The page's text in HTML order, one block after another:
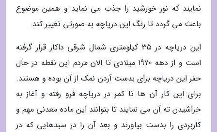
نمایند که نور خورشید را جذب می نماید و همین موضوع
باعث می گردد تا رنگ این دریاچه به صورتی تغییر کند.
این دریاچه در 35 کیلومتری شمال شرقی داکار قرار گرفته
است و از دهه 1970 میلادی تا الان مردم این نقطه در حال
حفر این دریاچه برای بدست آردن نمک از آن بوده و هستند.
برای این کار آن ها تا کمر در دریاچه فرو رفته و آغاز به
خراشیدن ته آن می نمایند تا بتوانند این ماده معدنی مهم و
کاربردی را بدست بیاورند و بعد آن را در سبدهایی که در